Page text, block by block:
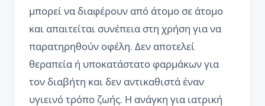
μπορεί να διαφέρουν από άτομο σε άτομο
και απαιτείται συνέπεια στη χρήση για να
παρατηρηθούν οφέλη. Δεν αποτελεί
θεραπεία ή υποκατάστατο φαρμάκων για
τον διαβήτη και δεν αντικαθιστά έναν
υγιεινό τρόπο ζωής. Η ανάγκη για ιατρική